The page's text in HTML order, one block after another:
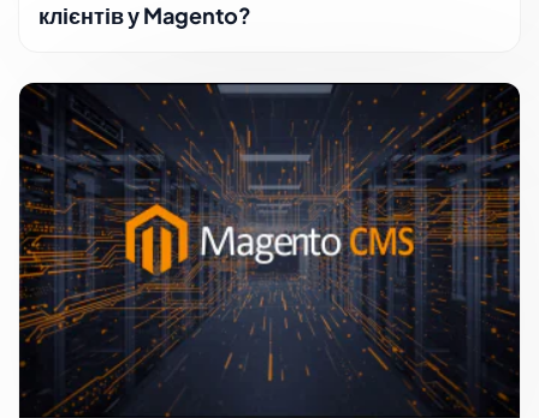
клієнтів у Magento?